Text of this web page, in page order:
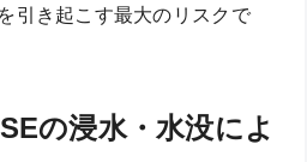
引き起こす最大のリスクで
の浸水・水没によ